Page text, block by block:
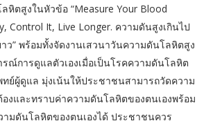
หิตสูงในหัวข้อ “Measure Your Blood
Control It, Live Longer. ความดันสูงเกินไป
ว” พร้อมทั้งจัดงานเสวนาวันความดันโลหิตสูง
ณ์การดูแลตัวเองเมื่อเป็นโรคความดันโลหิต
ย์ผู้ดูแล มุ่งเน้นให้ประชาชนสามารถวัดความ
งและทราบค่าความดันโลหิตของตนเองพร้อม
มดันโลหิตของตนเองได้ ประชาชนควร